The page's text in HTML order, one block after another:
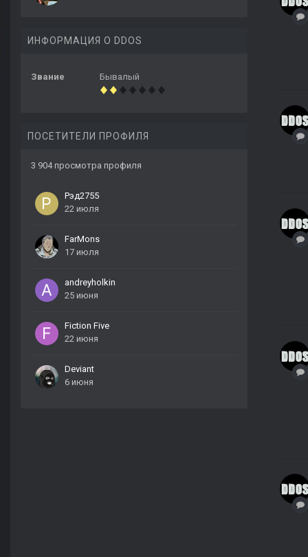
ИНФОРМАЦИЯ О DDOS
Звание Бывалый
ПОСЕТИТЕЛИ ПРОФИЛЯ
3 904 просмотра профиля
Рэд2755
22 июля
FarMons
17 июля
andreyholkin
25 июня
Fiction Five
22 июня
Deviant
6 июня